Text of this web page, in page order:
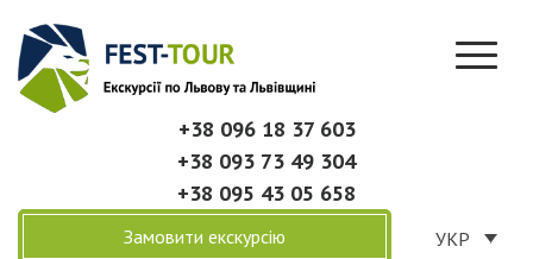
+38 096 18 37 603
+38 093 73 49 304
+38 095 43 05 658
УКР
Замовити екскурсію